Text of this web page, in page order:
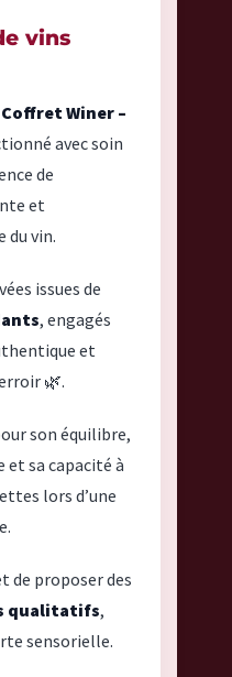
vins
Coffret Winer –
avec soin
de
et
du vin.
issues de
, engagés
et
🌿.
son équilibre,
et sa capacité à
lors d’une
de proposer des
qualitatifs,
sensorielle.